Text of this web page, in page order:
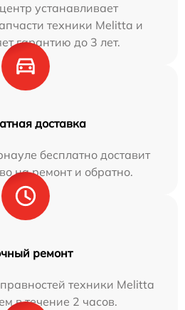
устанавливает
техники Melitta и
гарантию до 3 лет.
доставка
бесплатно доставит
на ремонт и обратно.
ремонт
техники Melitta
в течение 2 часов.